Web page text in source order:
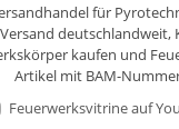
für
Versand deutschlandweit,
kaufen und
Artikel mit BAM-
Feuerwerksvitrine auf